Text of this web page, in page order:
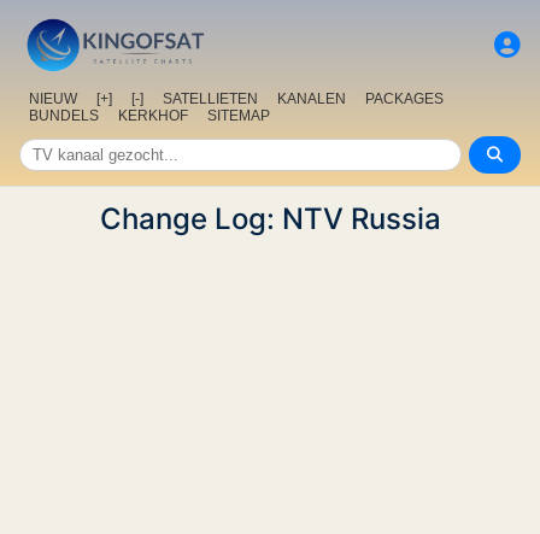
NIEUW [+] [-] SATELLIETEN KANALEN
PACKAGES
BUNDELS
KERKHOF SITEMAP
Change Log: NTV Russia